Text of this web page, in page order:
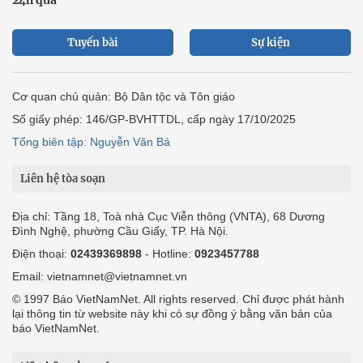
Tuyến bài Sự kiện
Cơ quan chủ quản: Bộ Dân tộc và Tôn giáo
Số giấy phép: 146/GP-BVHTTDL, cấp ngày 17/10/2025
Tổng biên tập: Nguyễn Văn Bá
Liên hệ tòa soạn
Địa chỉ: Tầng 18, Toà nhà Cục Viễn thông (VNTA), 68 Dương
Đình Nghệ, phường Cầu Giấy, TP. Hà Nội.
Điện thoại: 02439369898 - Hotline: 0923457788
Email: vietnamnet@vietnamnet.vn
© 1997 Báo VietNamNet. All rights reserved. Chỉ được phát hành
lại thông tin từ website này khi có sự đồng ý bằng văn bản của
báo VietNamNet.